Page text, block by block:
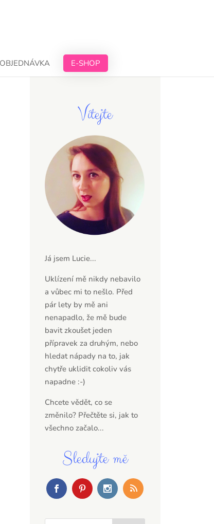
E-SHOP
Vítejte
Já jsem Lucie...
Uklízení mě nikdy nebavilo
a vůbec mi to nešlo. Před
pár lety by mě ani
nenapadlo, že mě bude
bavit zkoušet jeden
přípravek za druhým, nebo
hledat nápady na to, jak
chytře uklidit cokoliv vás
napadne :-)
Chcete vědět, co se
změnilo? Přečtěte si, jak to
všechno začalo...
Sledujte mě